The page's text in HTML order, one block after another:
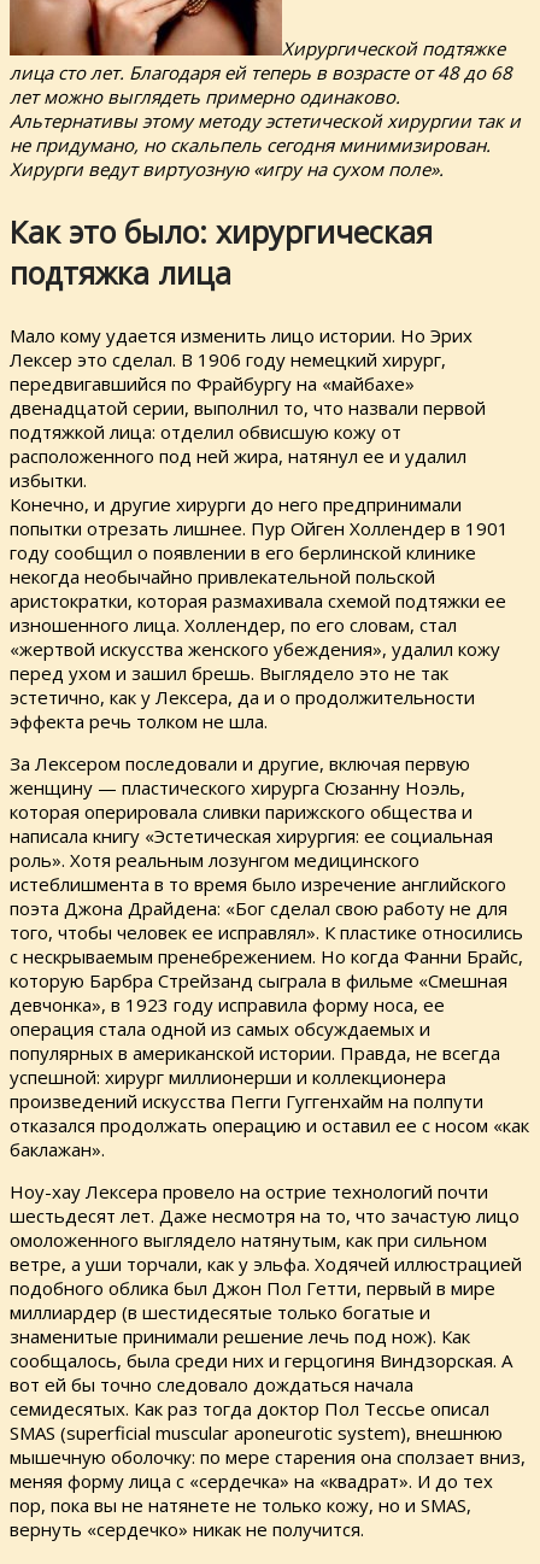
Хирургической подтяжке
лица сто лет. Благодаря ей теперь в возрасте от 48 до 68
лет можно выглядеть примерно одинаково.
Альтернативы этому методу эстетической хирургии так и
не придумано, но скальпель сегодня минимизирован.
Хирурги ведут виртуозную «игру на сухом поле».
Как это было: хирургическая
подтяжка лица
Мало кому удается изменить лицо истории. Но Эрих
Лексер это сделал. В 1906 году немецкий хирург,
передвигавшийся по Фрайбургу на «майбахе»
двенадцатой серии, выполнил то, что назвали первой
подтяжкой лица: отделил обвисшую кожу от
расположенного под ней жира, натянул ее и удалил
избытки.
Конечно, и другие хирурги до него предпринимали
попытки отрезать лишнее. Пур Ойген Холлендер в 1901
году сообщил о появлении в его берлинской клинике
некогда необычайно привлекательной польской
аристократки, которая размахивала схемой подтяжки ее
изношенного лица. Холлендер, по его словам, стал
«жертвой искусства женского убеждения», удалил кожу
перед ухом и зашил брешь. Выглядело это не так
эстетично, как у Лексера, да и о продолжительности
эффекта речь толком не шла.
За Лексером последовали и другие, включая первую
женщину — пластического хирурга Сюзанну Ноэль,
которая оперировала сливки парижского общества и
написала книгу «Эстетическая хирургия: ее социальная
роль». Хотя реальным лозунгом медицинского
истеблишмента в то время было изречение английского
поэта Джона Драйдена: «Бог сделал свою работу не для
того, чтобы человек ее исправлял». К пластике относились
с нескрываемым пренебрежением. Но когда Фанни Брайс,
которую Барбра Стрейзанд сыграла в фильме «Смешная
девчонка», в 1923 году исправила форму носа, ее
операция стала одной из самых обсуждаемых и
популярных в американской истории. Правда, не всегда
успешной: хирург миллионерши и коллекционера
произведений искусства Пегги Гуггенхайм на полпути
отказался продолжать операцию и оставил ее с носом «как
баклажан».
Ноу-хау Лексера провело на острие технологий почти
шестьдесят лет. Даже несмотря на то, что зачастую лицо
омоложенного выглядело натянутым, как при сильном
ветре, а уши торчали, как у эльфа. Ходячей иллюстрацией
подобного облика был Джон Пол Гетти, первый в мире
миллиардер (в шестидесятые только богатые и
знаменитые принимали решение лечь под нож). Как
сообщалось, была среди них и герцогиня Виндзорская. А
вот ей бы точно следовало дождаться начала
семидесятых. Как раз тогда доктор Пол Тессье описал
SMAS (superficial muscular aponeurotic system), внешнюю
мышечную оболочку: по мере старения она сползает вниз,
меняя форму лица с «сердечка» на «квадрат». И до тех
пор, пока вы не натянете не только кожу, но и SMAS,
вернуть «сердечко» никак не получится.